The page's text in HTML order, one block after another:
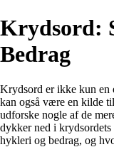
Krydsord:
Bedrag
Krydsord er ikke kun en
kan også være en kilde
udforske nogle af de
dykker ned i
hykleri og bedrag, og